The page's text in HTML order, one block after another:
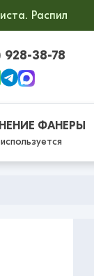
Распил
928-38-78
ФАНЕРЫ